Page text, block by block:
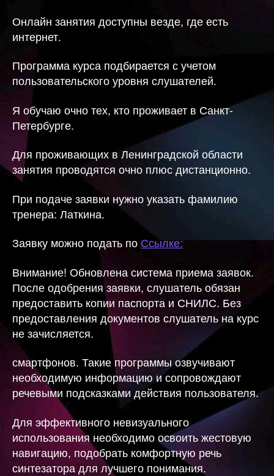
Онлайн занятия доступны везде, где есть
интернет.
Программа курса подбирается с учетом
пользовательского уровня слушателей.
Я обучаю очно тех, кто проживает в Санкт-
Петербурге.
Для проживающих в Ленинградской области
занятия проводятся очно плюс дистанционно.
При подаче заявки нужно указать фамилию
тренера: Латкина.
Заявку можно подать по Ссылке:
Внимание! Обновлена система приема заявок.
После одобрения заявки, слушатель обязан
предоставить копии паспорта и СНИЛС. Без
предоставления документов слушатель на курс
не зачисляется.
смартфонов. Такие программы озвучивают
необходимую информацию и сопровождают
речевыми подсказками действия пользователя.
Для эффективного невизуального
использования необходимо освоить жестовую
навигацию, подобрать комфортную речь
синтезатора для лучшего понимания.